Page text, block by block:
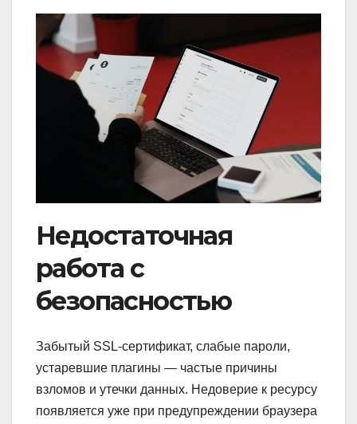
Недостаточная
работа с
безопасностью
Забытый SSL-сертификат, слабые пароли,
устаревшие плагины — частые причины
взломов и утечки данных. Недоверие к ресурсу
появляется уже при предупреждении браузера